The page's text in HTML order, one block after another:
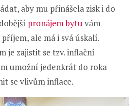
aby mu přinášela zisk i do
pronájem bytu vám
ale má i svá úskalí.
je zajistit se tzv. inflační
umožní jedenkrát do roka
se vlivům inflace.